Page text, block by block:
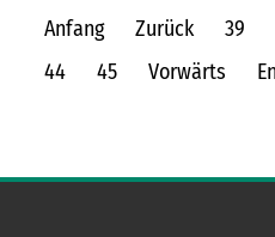
Anfang
Zurück 39
44
45 Vorwärts